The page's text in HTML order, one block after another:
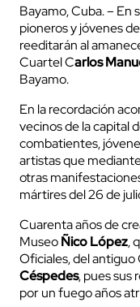
Bayamo, Cuba. – En
pioneros y jóvenes
reeditarán al
Cuartel Carlos
Bayamo.
En la recordación
vecinos de la capital
combatientes,
artistas que
otras
mártires del 26 de
Cuarenta años de
MuseoÑico López,
Oficiales, del
Céspedes, pues sus
por un fuego años